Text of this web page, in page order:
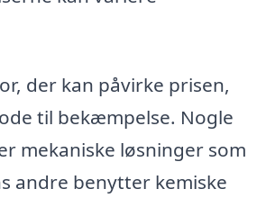
der kan påvirke prisen,
til bekæmpelse. Nogle
mekaniske løsninger som
andre benytter kemiske